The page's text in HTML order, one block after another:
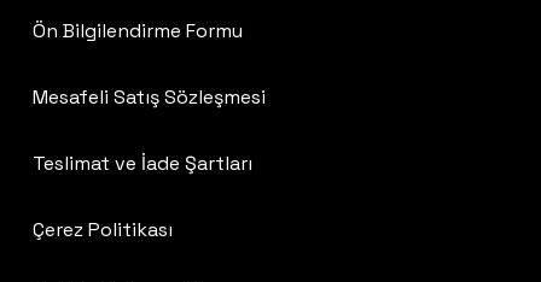
Ön Bilgilendirme Formu
Mesafeli Satış Sözleşmesi
Teslimat ve İade Şartları
Çerez Politikası